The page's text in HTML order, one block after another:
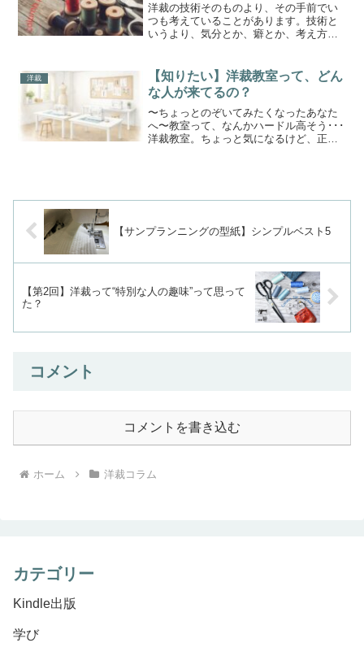
洋裁の技術そのものより、その手前でい
つも考えていることがあります。技術と
いうより、気分とか、癖とか、考え方の
そんな小さな話を、短いコラムにしてま
とめてみました。最近のミ...
洋裁
【知りたい】洋裁教室って、どん
な人が来てるの？
〜ちょっとのぞいてみたくなったあなた
へ〜教室って、なんかハードル高そう･･･
洋裁教室。ちょっと気になるけど、正直
【サンプランニングの型紙】シンプルベスト5
【第2回】洋裁って“特別な人の趣味”って思って
た？
コメント
コメントを書き込む
ホーム 洋裁コラム
カテゴリー
Kindle出版
学び